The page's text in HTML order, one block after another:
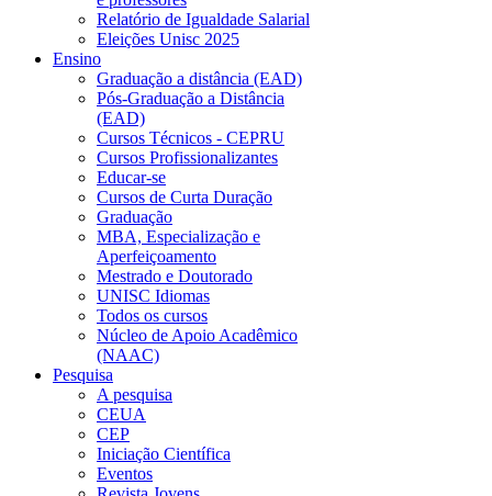
Relatório de Igualdade Salarial
Eleições Unisc 2025
Ensino
Graduação a distância (EAD)
Pós-Graduação a Distância
(EAD)
Cursos Técnicos - CEPRU
Cursos Profissionalizantes
Educar-se
Cursos de Curta Duração
Graduação
MBA, Especialização e
Aperfeiçoamento
Mestrado e Doutorado
UNISC Idiomas
Todos os cursos
Núcleo de Apoio Acadêmico
(NAAC)
Pesquisa
A pesquisa
CEUA
CEP
Iniciação Científica
Eventos